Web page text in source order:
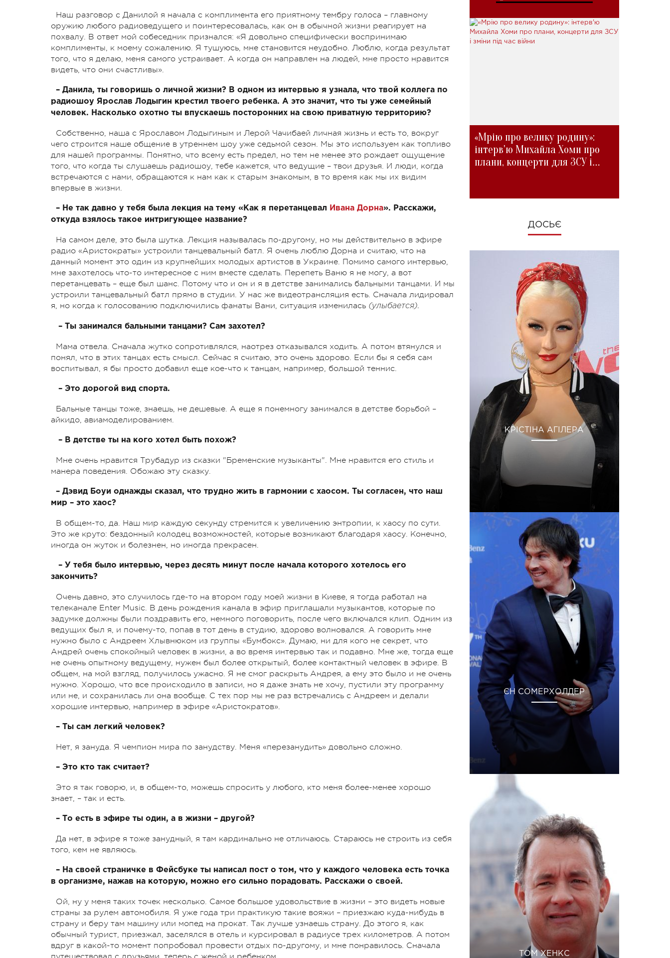
Наш разговор с Данилой я начала с комплимента его приятному тембру голоса – главному
оружию любого радиоведущего и поинтересовалась, как он в обычной жизни реагирует на
похвалу. В ответ мой собеседник признался: «Я довольно специфически воспринимаю
комплименты, к моему сожалению. Я тушуюсь, мне становится неудобно. Люблю, когда результат
того, что я делаю, меня самого устраивает. А когда он направлен на людей, мне просто нравится
видеть, что они счастливы».
– Данила, ты говоришь о личной жизни? В одном из интервью я узнала, что твой коллега по
радиошоу Ярослав Лодыгин крестил твоего ребенка. А это значит, что ты уже семейный
человек. Насколько охотно ты впускаешь посторонних на свою приватную территорию?
Собственно, наша с Ярославом Лодыгиным и Лерой Чачибаей личная жизнь и есть то, вокруг
чего строится наше общение в утреннем шоу уже седьмой сезон. Мы это используем как топливо
для нашей программы. Понятно, что всему есть предел, но тем не менее это рождает ощущение
того, что когда ты слушаешь радиошоу, тебе кажется, что ведущие – твои друзья. И люди, когда
встречаются с нами, обращаются к нам как к старым знакомым, в то время как мы их видим
впервые в жизни.
– Не так давно у тебя была лекция на тему «Как я перетанцевал Ивана Дорна». Расскажи,
откуда взялось такое интригующее название?
На самом деле, это была шутка. Лекция называлась по-другому, но мы действительно в эфире
радио «Аристократы» устроили танцевальный батл. Я очень люблю Дорна и считаю, что на
данный момент это один из крупнейших молодых артистов в Украине. Помимо самого интервью,
мне захотелось что-то интересное с ним вместе сделать. Перепеть Ваню я не могу, а вот
перетанцевать – еще был шанс. Потому что и он и я в детстве занимались бальными танцами. И мы
устроили танцевальный батл прямо в студии. У нас же видеотрансляция есть. Сначала лидировал
я, но когда к голосованию подключились фанаты Вани, ситуация изменилась (улыбается).
– Ты занимался бальными танцами? Сам захотел?
Мама отвела. Сначала жутко сопротивлялся, наотрез отказывался ходить. А потом втянулся и
понял, что в этих танцах есть смысл. Сейчас я считаю, это очень здорово. Если бы я себя сам
воспитывал, я бы просто добавил еще кое-что к танцам, например, большой теннис.
– Это дорогой вид спорта.
Бальные танцы тоже, знаешь, не дешевые. А еще я понемногу занимался в детстве борьбой –
айкидо, авиамоделированием.
– В детстве ты на кого хотел быть похож?
Мне очень нравится Трубадур из сказки "Бременские музыканты". Мне нравится его стиль и
манера поведения. Обожаю эту сказку.
– Дэвид Боуи однажды сказал, что трудно жить в гармонии с хаосом. Ты согласен, что наш
мир – это хаос?
В общем-то, да. Наш мир каждую секунду стремится к увеличению энтропии, к хаосу по сути.
Это же круто: бездонный колодец возможностей, которые возникают благодаря хаосу. Конечно,
иногда он жуток и болезнен, но иногда прекрасен.
– У тебя было интервью, через десять минут после начала которого хотелось его
закончить?
Очень давно, это случилось где-то на втором году моей жизни в Киеве, я тогда работал на
телеканале Enter Music. В день рождения канала в эфир приглашали музыкантов, которые по
задумке должны были поздравить его, немного поговорить, после чего включался клип. Одним из
ведущих был я, и почему-то, попав в тот день в студию, здорово волновался. А говорить мне
нужно было с Андреем Хлывнюком из группы «Бумбокс». Думаю, ни для кого не секрет, что
Андрей очень спокойный человек в жизни, а во время интервью так и подавно. Мне же, тогда еще
не очень опытному ведущему, нужен был более открытый, более контактный человек в эфире. В
общем, на мой взгляд, получилось ужасно. Я не смог раскрыть Андрея, а ему это было и не очень
нужно. Хорошо, что все происходило в записи, но я даже знать не хочу, пустили эту программу
или не, и сохранилась ли она вообще. С тех пор мы не раз встречались с Андреем и делали
хорошие интервью, например в эфире «Аристократов».
– Ты сам легкий человек?
Нет, я зануда. Я чемпион мира по занудству. Меня «перезанудить» довольно сложно.
– Это кто так считает?
Это я так говорю, и, в общем-то, можешь спросить у любого, кто меня более-менее хорошо
знает, – так и есть.
– То есть в эфире ты один, а в жизни – другой?
Да нет, в эфире я тоже занудный, я там кардинально не отличаюсь. Стараюсь не строить из себя
того, кем не являюсь.
– На своей страничке в Фейсбуке ты написал пост о том, что у каждого человека есть точка
в организме, нажав на которую, можно его сильно порадовать. Расскажи о своей.
Ой, ну у меня таких точек несколько. Самое большое удовольствие в жизни – это видеть новые
страны за рулем автомобиля. Я уже года три практикую такие вояжи – приезжаю куда-нибудь в
страну и беру там машину или мопед на прокат. Так лучше узнаешь страну. До этого я, как
обычный турист, приезжал, заселялся в отель и курсировал в радиусе трех километров. А потом
вдруг в какой-то момент попробовал провести отдых по-другому, и мне понравилось. Сначала
«Мрію про велику родину»:
інтерв'ю Михайла Хоми про
плани, концерти для ЗСУ і
ДОСЬЄ
КРІСТІНА АГІЛЕРА
ЄН СОМЕРХОЛДЕР
ТОМ ХЕНКС